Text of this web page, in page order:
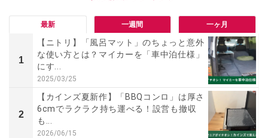
最新 一週間 一ヶ月
1
【ニトリ】「風呂マット」のちょっと意外
な使い方とは？マイカーを「車中泊仕様」
にす...
2025/03/25
2
【カインズ夏新作】「BBQコンロ」は厚さ
6cmでラクラク持ち運べる！設営も撤収
も...
2026/06/15